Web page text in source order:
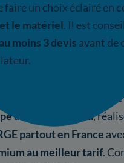
faire un choix éclairé en
le matériel. Il est
au moins 3 devis avant de
une
à chaleur air-eau,
partout en France
au meilleur tarif.